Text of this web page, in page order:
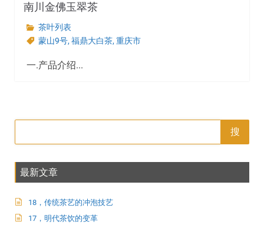
南川金佛玉翠茶
茶叶列表
蒙山9号, 福鼎大白茶, 重庆市
一.产品介绍...
搜
最新文章
18，传统茶艺的冲泡技艺
17，明代茶饮的变革